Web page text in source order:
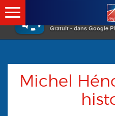
×
Gratuit - dans Google
Michel